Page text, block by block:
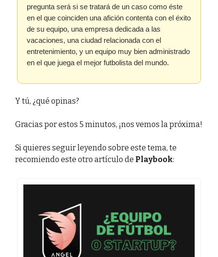
pregunta será si se tratará de un caso como éste
en el que coinciden una afición contenta con el éxito
de su equipo, una empresa dedicada a las
vacaciones, una ciudad relacionada con el
entretenimiento, y un equipo muy bien administrado
en el que juega el mejor futbolista del mundo.
Y tú, ¿qué opinas?
Gracias por estos 5 minutos, ¡nos vemos la próxima!
Si quieres seguir leyendo sobre este tema, te
recomiendo este otro artículo de Playbook: